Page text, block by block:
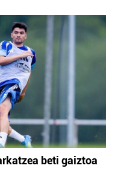
beti gaiztoa